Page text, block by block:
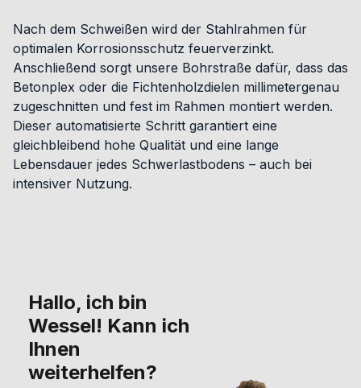
Nach dem Schweißen wird der Stahlrahmen für
optimalen Korrosionsschutz feuerverzinkt.
Anschließend sorgt unsere Bohrstraße dafür, dass das
Betonplex oder die Fichtenholzdielen millimetergenau
zugeschnitten und fest im Rahmen montiert werden.
Dieser automatisierte Schritt garantiert eine
gleichbleibend hohe Qualität und eine lange
Lebensdauer jedes Schwerlastbodens – auch bei
intensiver Nutzung.
Hallo, ich bin
Wessel! Kann ich
Ihnen
weiterhelfen?